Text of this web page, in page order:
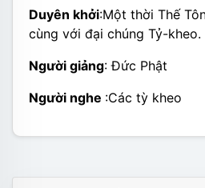
Duyên khởi:Một thời Thế
cùng với đại chúng Tỷ-kheo.
Người giảng: Đức Phật
Người nghe :Các tỳ kheo